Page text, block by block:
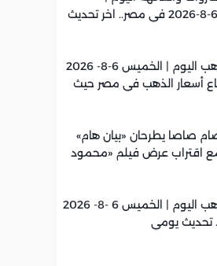
أسعار الذهب اليوم | الخميس 6-8- 2026
أسعار الذهب في مصر حيث
صاصا يطرحان «بيان هام»
مع اقتراب عرض فيلم «محمود
أسعار الذهب اليوم | الخميس 6 -8- 2026
تحديث يومي